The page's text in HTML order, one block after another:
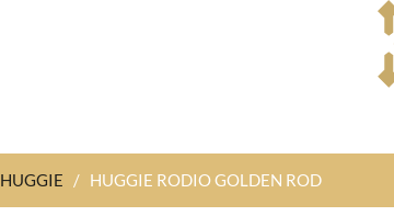
HUGGIE / HUGGIE RODIO GOLDEN ROD